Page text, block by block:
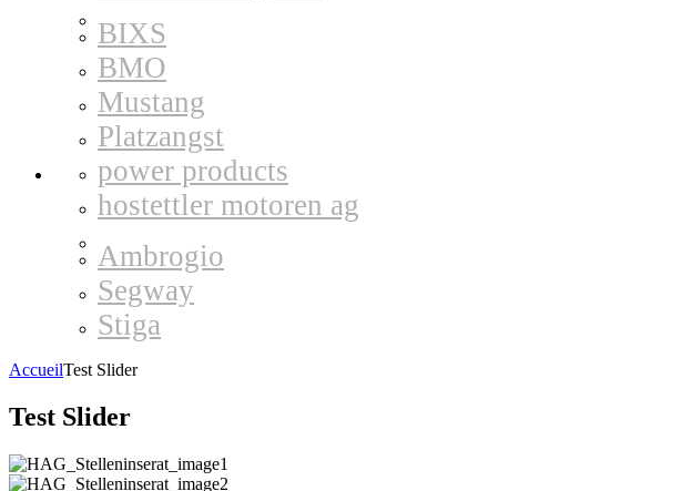
BIXS
BMO
Mustang
Platzangst
power products
hostettler motoren ag
Ambrogio
Segway
Stiga
AccueilTest Slider
Test Slider